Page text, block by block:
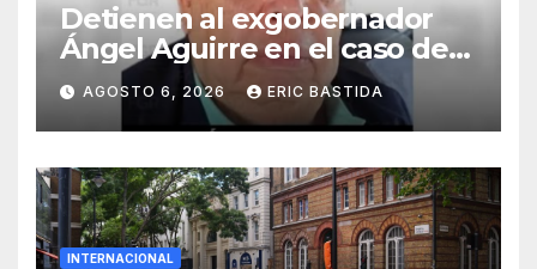
Detienen al exgobernador
Ángel Aguirre en el caso de
la desaparición de los 43
estudiantes de Ayotzinapa
AGOSTO 6, 2026 ERIC BASTIDA
INTERNACIONAL